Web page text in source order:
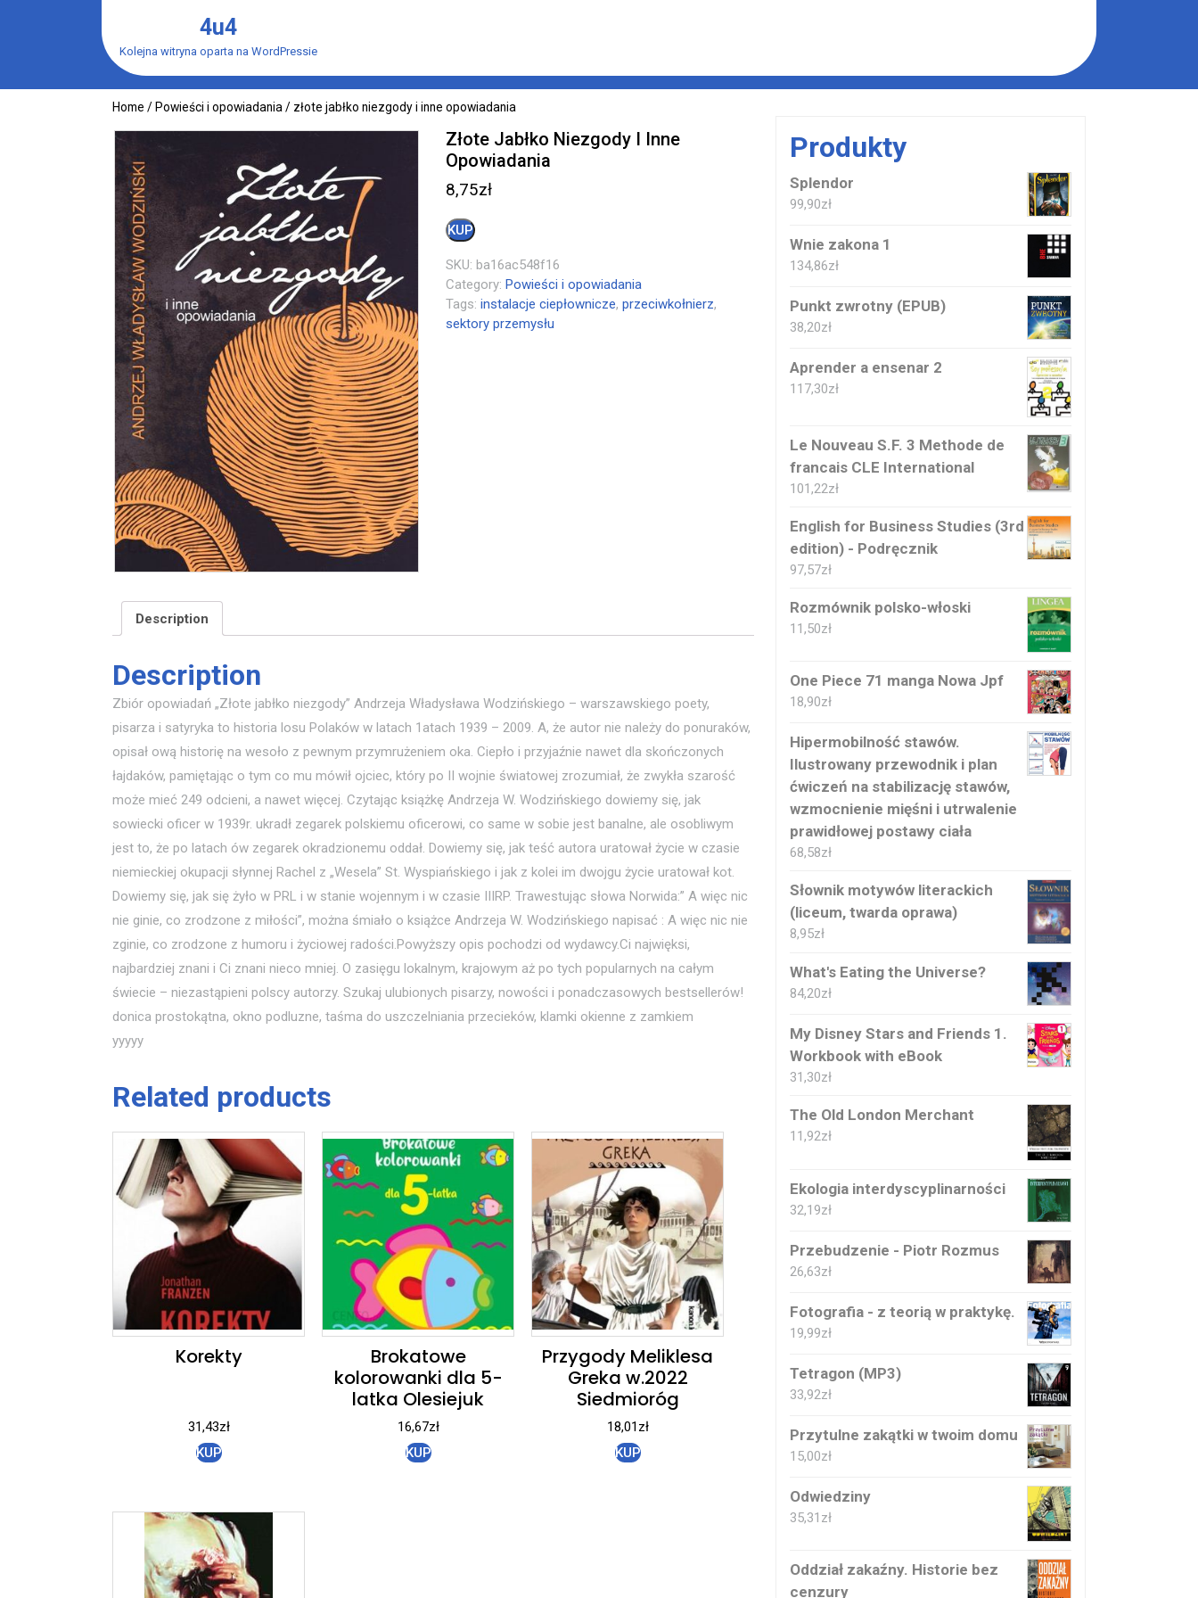
4u4
Kolejna witryna oparta na WordPressie
Home / Powieści i opowiadania / złote jabłko niezgody i inne opowiadania
Złote Jabłko Niezgody I Inne
Opowiadania
8,75zł
KUP
SKU:ba16ac548f16
Category:Powieści i opowiadania
Tags:instalacje ciepłownicze,przeciwkołnierz,
sektory przemysłu
Description
Description
Zbiór opowiadań „Złote jabłko niezgody” Andrzeja Władysława Wodzińskiego – warszawskiego poety,
pisarza i satyryka to historia losu Polaków w latach 1atach 1939 – 2009. A, że autor nie należy do ponuraków,
opisał ową historię na wesoło z pewnym przymrużeniem oka. Ciepło i przyjaźnie nawet dla skończonych
łajdaków, pamiętając o tym co mu mówił ojciec, który po II wojnie światowej zrozumiał, że zwykła szarość
może mieć 249 odcieni, a nawet więcej. Czytając książkę Andrzeja W. Wodzińskiego dowiemy się, jak
sowiecki oficer w 1939r. ukradł zegarek polskiemu oficerowi, co same w sobie jest banalne, ale osobliwym
jest to, że po latach ów zegarek okradzionemu oddał. Dowiemy się, jak teść autora uratował życie w czasie
niemieckiej okupacji słynnej Rachel z „Wesela” St. Wyspiańskiego i jak z kolei im dwojgu życie uratował kot.
Dowiemy się, jak się żyło w PRL i w stanie wojennym i w czasie IIIRP. Trawestując słowa Norwida:” A więc nic
nie ginie, co zrodzone z miłości”, można śmiało o książce Andrzeja W. Wodzińskiego napisać : A więc nic nie
zginie, co zrodzone z humoru i życiowej radości.Powyższy opis pochodzi od wydawcy.Ci najwięksi,
najbardziej znani i Ci znani nieco mniej. O zasięgu lokalnym, krajowym aż po tych popularnych na całym
świecie – niezastąpieni polscy autorzy. Szukaj ulubionych pisarzy, nowości i ponadczasowych bestsellerów!
donica prostokątna, okno podluzne, taśma do uszczelniania przecieków, klamki okienne z zamkiem
yyyyy
Related products
Korekty
31,43zł
KUP
Brokatowe
kolorowanki dla 5-
latka Olesiejuk
16,67zł
KUP
Przygody Meliklesa
Greka w.2022
Siedmioróg
18,01zł
KUP
Produkty
Splendor
99,90zł
Wnie zakona 1
134,86zł
Punkt zwrotny (EPUB)
38,20zł
Aprender a ensenar 2
117,30zł
Le Nouveau S.F. 3 Methode de
francais CLE International
101,22zł
English for Business Studies (3rd
edition) - Podręcznik
97,57zł
Rozmównik polsko-włoski
11,50zł
One Piece 71 manga Nowa Jpf
18,90zł
Hipermobilność stawów.
Ilustrowany przewodnik i plan
ćwiczeń na stabilizację stawów,
wzmocnienie mięśni i utrwalenie
prawidłowej postawy ciała
68,58zł
Słownik motywów literackich
(liceum, twarda oprawa)
8,95zł
What's Eating the Universe?
84,20zł
My Disney Stars and Friends 1.
Workbook with eBook
31,30zł
The Old London Merchant
11,92zł
Ekologia interdyscyplinarności
32,19zł
Przebudzenie - Piotr Rozmus
26,63zł
Fotografia - z teorią w praktykę.
19,99zł
Tetragon (MP3)
33,92zł
Przytulne zakątki w twoim domu
15,00zł
Odwiedziny
35,31 zł
Oddział zakaźny. Historie bez
cenzury